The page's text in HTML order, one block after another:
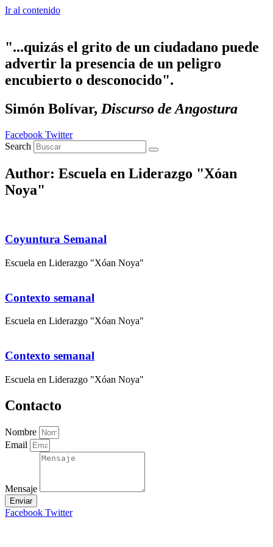
Ir al contenido
"...quizás el grito de un ciudadano puede
advertir la presencia de un peligro
encubierto o desconocido".
Simón Bolívar, Discurso de Angostura
Facebook Twitter
Search
Author: Escuela en Liderazgo "Xóan
Noya"
Coyuntura Semanal
Escuela en Liderazgo "Xóan Noya"
Contexto semanal
Escuela en Liderazgo "Xóan Noya"
Contexto semanal
Escuela en Liderazgo "Xóan Noya"
Contacto
Nombre
Email
Mensaje
Enviar
Facebook Twitter